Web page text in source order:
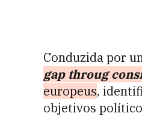
Conduzida por
gap throug
europeus,
objetivos